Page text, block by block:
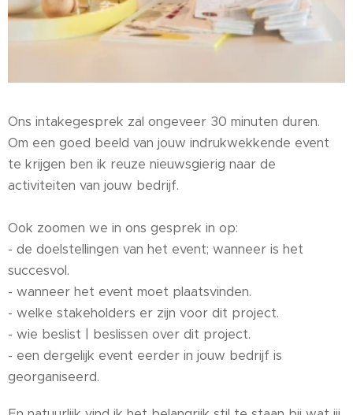
Ons intakegesprek zal ongeveer 30 minuten duren.
Om een goed beeld van jouw indrukwekkende event
te krijgen ben ik reuze nieuwsgierig naar de
activiteiten van jouw bedrijf.
Ook zoomen we in ons gesprek in op:
- de doelstellingen van het event; wanneer is het
succesvol.
- wanneer het event moet plaatsvinden.
- welke stakeholders er zijn voor dit project.
- wie beslist | beslissen over dit project.
- een dergelijk event eerder in jouw bedrijf is
georganiseerd.